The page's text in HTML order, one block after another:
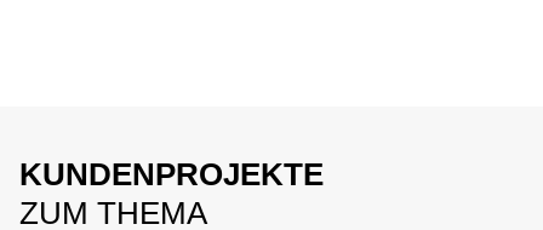
KUNDENPROJEKTE
ZUM THEMA